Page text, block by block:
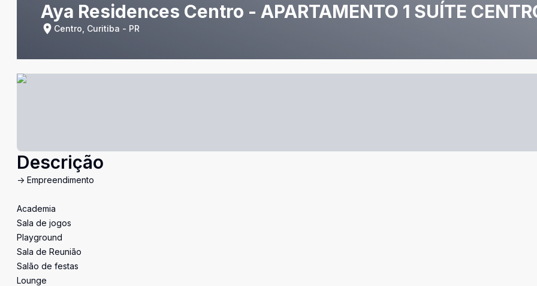
Aya Residences Centro - APARTAMENTO 1 SUÍTE
Centro, Curitiba - PR
Descrição
-> Empreendimento
Academia
Sala de jogos
Playground
Sala de Reunião
Salão de festas
Lounge